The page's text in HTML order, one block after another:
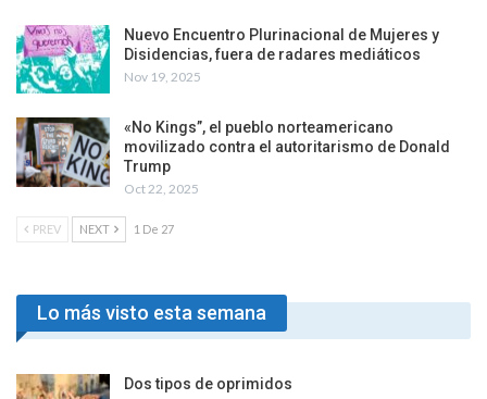
Nuevo Encuentro Plurinacional de Mujeres y
Disidencias, fuera de radares mediáticos
Nov 19, 2025
«No Kings”, el pueblo norteamericano
movilizado contra el autoritarismo de Donald
Trump
Oct 22, 2025
PREV NEXT 1 De 27
Lo más visto esta semana
Dos tipos de oprimidos